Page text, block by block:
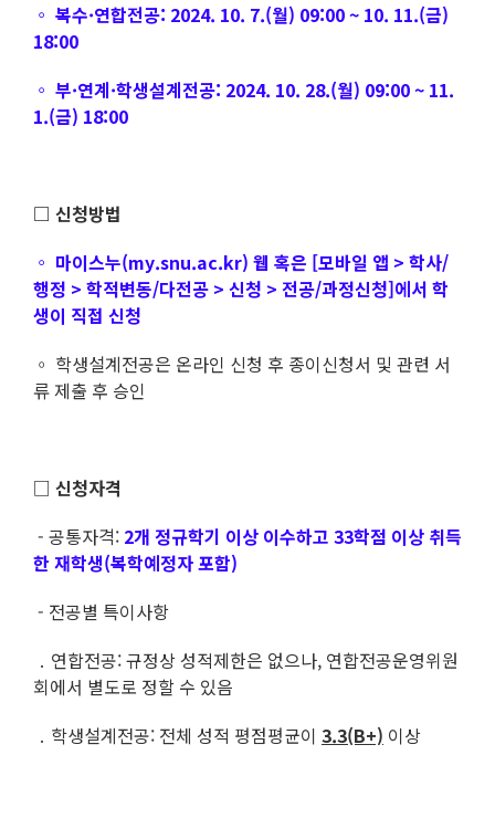
◦ 복수·연합전공: 2024. 10. 7.(월) 09:00 ~ 10. 11.(금)
18:00
◦ 부·연계·학생설계전공: 2024. 10. 28.(월) 09:00 ~ 11.
1.(금) 18:00
□ 신청방법
◦ 마이스누(my.snu.ac.kr) 웹 혹은 [모바일 앱 > 학사/
행정 > 학적변동/다전공 > 신청 > 전공/과정신청]에서 학
생이 직접 신청
◦ 학생설계전공은 온라인 신청 후 종이신청서 및 관련 서
류 제출 후 승인
□ 신청자격
- 공통자격: 2개 정규학기 이상 이수하고 33학점 이상 취득
한 재학생(복학예정자 포함)
- 전공별 특이사항
․ 연합전공: 규정상 성적제한은 없으나, 연합전공운영위원
회에서 별도로 정할 수 있음
․ 학생설계전공: 전체 성적 평점평균이 3.3(B+) 이상